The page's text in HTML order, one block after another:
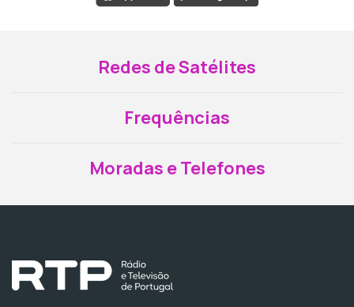
Redes de Satélites
Frequências
Moradas e Telefones